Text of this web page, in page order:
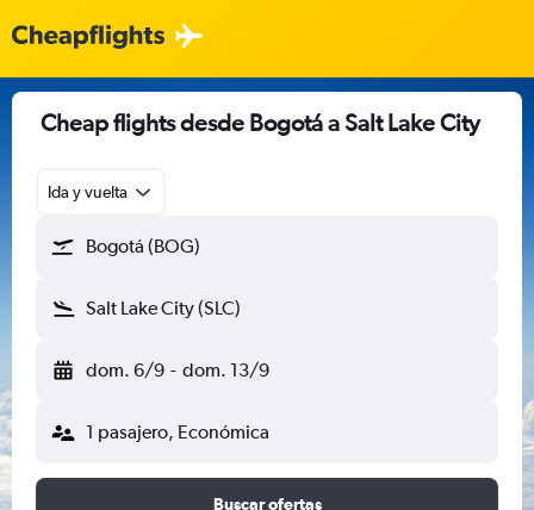
Cheap flights desde Bogotá a Salt Lake City
Ida y vuelta
Bogotá (BOG)
Salt Lake City (SLC)
dom. 6/9 - dom. 13/9
1 pasajero, Económica
Buscar ofertas